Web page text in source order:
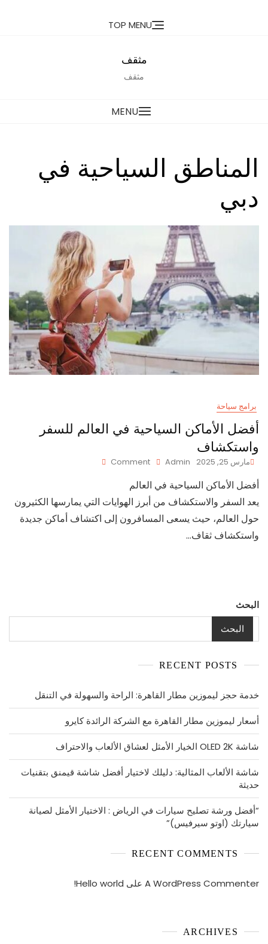
TOP MENU
مثقف
مثقف
MENU
المناطق السياحية في
دبي
برامج سياحة
أفضل الأماكن السياحية في العالم للسفر
واستكشاف
مارس 25, 2025 Admin
Comment
السياحية
في
العالم
أفضل الأماكن السياحية في العالم
يعد السفر والاستكشاف من أبرز الهوايات التي يمارسها الكثيرون
حول العالم، حيث يسعى المسافرون إلى اكتشاف أماكن جديدة
واستكشاف ثقاف…
البحث
البحث
RECENT POSTS
خدمة حجز ليموزين مطار القاهرة: الراحة والسهولة في التنقل
أسعار ليموزين مطار القاهرة مع الشركة الرائدة كايرو
شاشة OLED 2K الخيار الأمثل لعشاق الألعاب والاحتراف
شاشة الألعاب المثالية: دليلك لاختيار أفضل شاشة قيمنق بتقنيات
حديثة
“أفضل ورشة تصليح سيارات في الرياض : الاختيار الأمثل لصيانة
سيارتك (اوتو سيرفيس)”
RECENT COMMENTS
A WordPress Commenter على Hello world!
ARCHIVES